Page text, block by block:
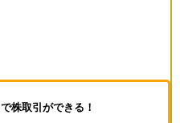
株取引ができる！